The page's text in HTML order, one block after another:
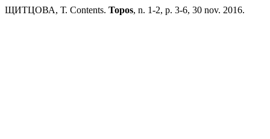
ЩИТЦОВА, Т. Contents. Topos, n. 1-2, p. 3-6, 30 nov. 2016.